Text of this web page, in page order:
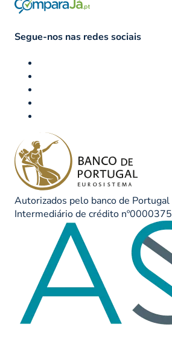
Segue-nos nas redes sociais
Autorizados pelo banco de Portugal
Intermediário de crédito nº0000375